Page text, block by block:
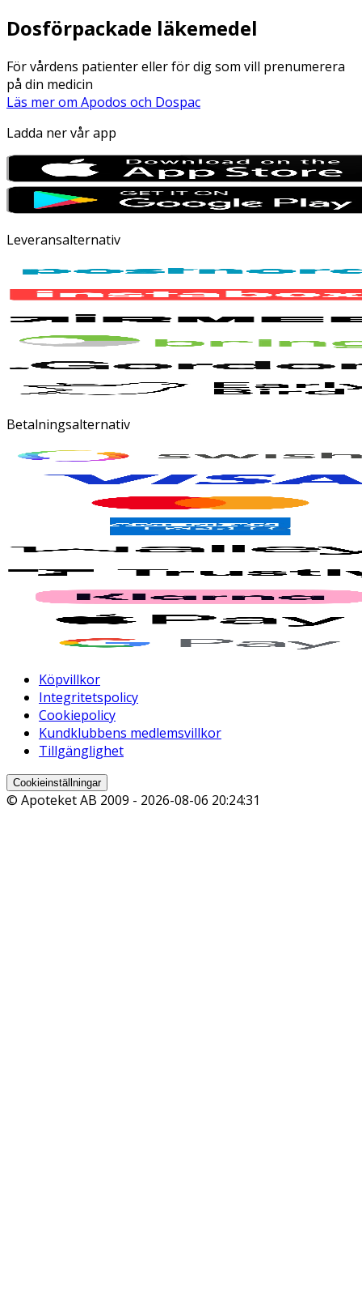
Dosförpackade läkemedel
För vårdens patienter eller för dig som vill prenumerera
på din medicin
Läs mer om Apodos och Dospac
Ladda ner vår app
Leveransalternativ
Betalningsalternativ
Köpvillkor
Integritetspolicy
Cookiepolicy
Kundklubbens medlemsvillkor
Tillgänglighet
Cookieinställningar
© Apoteket AB 2009 - 2026-08-06 20:24:31